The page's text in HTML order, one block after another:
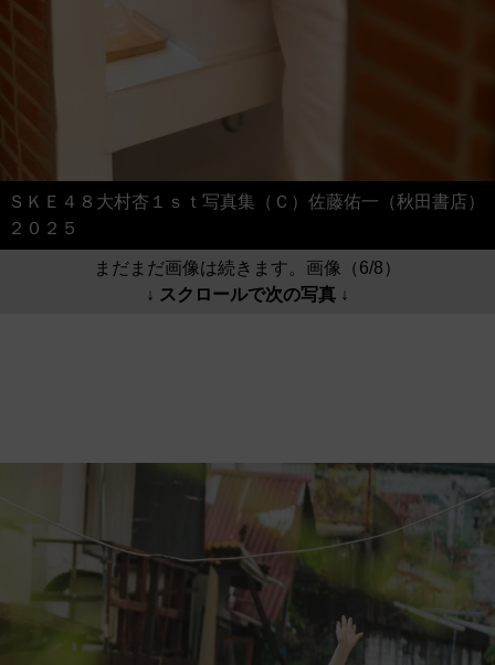
ＳＫＥ４８大村杏１ｓｔ写真集（Ｃ）佐藤佑一（秋田書店）
２０２５
まだまだ画像は続きます。画像（6/8）
↓ スクロールで次の写真 ↓